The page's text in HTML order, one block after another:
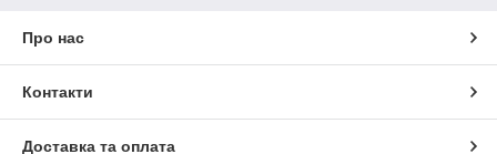
Про нас
Контакти
Доставка та оплата